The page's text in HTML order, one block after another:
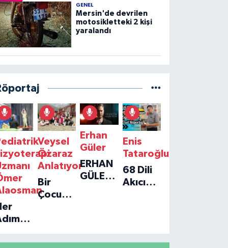
GENEL
Mersin'de devrilen
motosikletteki 2 kişi
yaralandı
Veysel
Özaraz
Anlatıyor
Bir
Çocuğun
Yolculuğu
Erhan
Güler
ERHAN
GÜLER'IN
Enis
Tataroğlu
68 Dili
Akıcı